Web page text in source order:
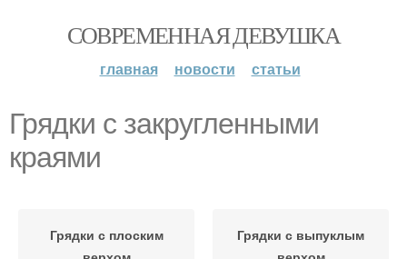
СОВРЕМЕННАЯ ДЕВУШКА
главная новости статьи
Грядки с закругленными
краями
Грядки с плоским
Грядки с выпуклым